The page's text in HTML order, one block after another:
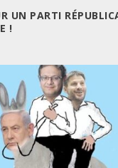
UN PARTI
!